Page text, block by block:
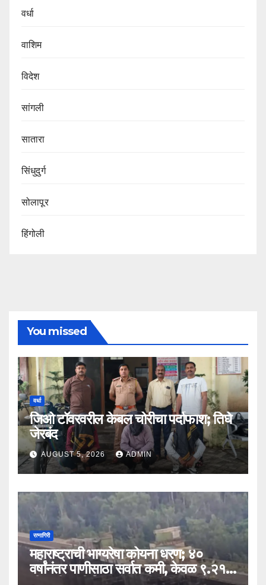
वर्धा
वाशिम
विदेश
सांगली
सातारा
सिंधुदुर्ग
सोलापूर
हिंगोली
You missed
वर्धा
जिओ टॉवरवरील केबल चोरीचा पर्दाफाश; तिघे
जेरबंद
AUGUST 5, 2026 ADMIN
रत्नागिरी
महाराष्ट्राची भाग्यरेषा कोयना धरण; ४०
वर्षांनंतर पाणीसाठा सर्वात कमी, केवळ ९.२१